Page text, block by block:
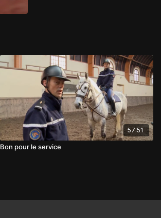
57:51
Bon pour le service